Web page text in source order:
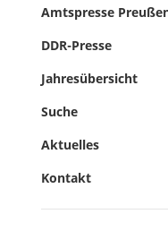
Amtspresse
DDR-Presse
Jahresübersicht
Suche
Aktuelles
Kontakt